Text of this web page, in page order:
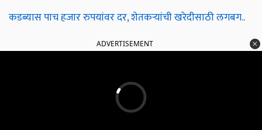
कडब्यास पाच हजार रुपयांवर दर, शेतकऱ्यांची खरेदीसाठी लगबग..
ADVERTISEMENT